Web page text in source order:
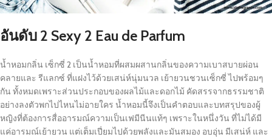
อันดับ 2 Sexy 2 Eau de Parfum
น้ำหอมกลิ่น เซ็กซี่ 2 เป็นน้ำหอมที่ผสมผสานกลิ่นของความเบาสบายผ่อน
คลายและ รีแลกซ์ ที่แฝงไว้ด้วยเสน่ห์นุ่มนวล เย้ายวนชวนเซ็กซี่ ไปพร้อมๆ
กัน ทั้งหมดเพราะส่วนประกอบของผลไม้และดอกไม้ คัดสรรจากธรรมชาติ
อย่างลงตัวพกไปไหนไม่อายใคร น้ำหอมนี้จึงเป็นคำตอบและบทสรุปของผู้
หญิงที่ต้องการสื่ออารมณ์ความเป็นเฟมีนีนแท้ๆ เพราะในหนึ่งวัน ที่ไม่ได้มี
แค่อารมณ์เย้ายวน แต่เต็มเปี่ยมไปด้วยพลังและมันสมอง อบอุ่น มีเสน่ห์ และ